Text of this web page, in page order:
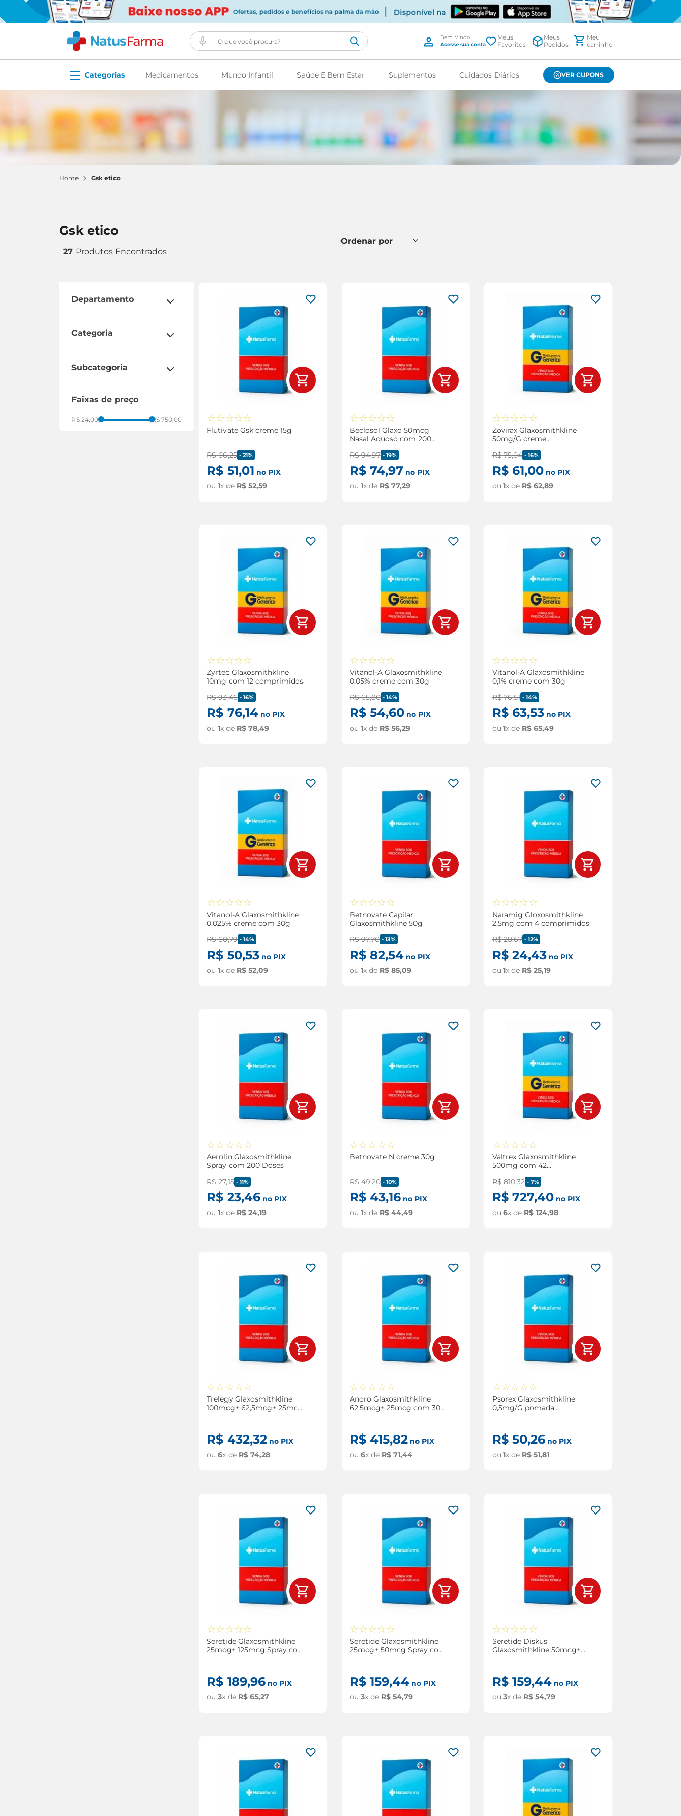
O que você procura?
Meus
Favoritos
Meus
Pedidos
Medicamentos Mundo Infantil Saúde E Bem Estar Suplementos Cuidados Diários VER CUPONS
gsk etico
gsk etico
27
departamento
categoria
dermatológicos
subcategoria
dermatite
herpes
faixas de preço
R$ 24,00 R$ 750,00 ☆☆☆☆☆
Flutivate Gsk creme 15g
R$ 66,25 -21%
R$ 51,01 no PIX
ou1x de R$ 52,59
☆☆☆☆☆
Beclosol Glaxo 50mcg
Nasal Aquoso com 200
R$ 94,97 - 19%
R$ 74,97 no PIX
ou 1x de R$ 77,29
☆☆☆☆☆
Zovirax Glaxosmithkline
50mg/G creme
R$ 75,04 - 16%
R$ 61,00no PIX
ou 1x de R$ 62,89
☆☆☆☆☆
Zyrtec Glaxosmithkline
10mg com 12 comprimidos
R$ 93,46 -16%
R$ 76,14 no PIX
ou1x de R$ 78,49
☆☆☆☆☆
Vitanol-A Glaxosmithkline
0,05% creme com 30g
R$ 65,80 - 14%
R$ 54,60no PIX
ou 1x de R$ 56,29
☆☆☆☆☆
Vitanol-A Glaxosmithkline
0,1% creme com 30g
R$ 76,51 - 14%
R$ 63,53no PIX
ou 1x de R$ 65,49
☆☆☆☆☆
Vitanol-A Glaxosmithkline
0,025% creme com 30g
R$ 60,79 -14%
R$ 50,53 no PIX
ou1x de R$ 52,09
☆☆☆☆☆
Betnovate Capilar
Glaxosmithkline 50g
R$ 97,70 - 13%
R$ 82,54no PIX
ou 1x de R$ 85,09
☆☆☆☆☆
Naramig Gloxosmithkline
2,5mg com 4 comprimidos
R$ 28,67 - 12%
R$ 24,43no PIX
ou 1x de R$ 25,19
☆☆☆☆☆
Aerolin Glaxosmithkline
Spray com 200 Doses
R$ 27,15 -11%
R$ 23,46 no PIX
ou1x de R$ 24,19
☆☆☆☆☆
Betnovate N creme 30g
R$ 49,20 - 10%
R$ 43,16no PIX
ou 1x de R$ 44,49
☆☆☆☆☆
Valtrex Glaxosmithkline
500mg com 42
R$ 810,32 - 7%
R$ 727,40no PIX
ou 6x de R$ 124,98
☆☆☆☆☆
Trelegy Glaxosmithkline
100mcg+ 62,5mcg+ 25mcg
R$ 432,32 no PIX
ou6x de R$ 74,28
☆☆☆☆☆
Anoro Glaxosmithkline
62,5mcg+ 25mcg com 30
R$ 415,82no PIX
ou 6x de R$ 71,44
☆☆☆☆☆
Psorex Glaxosmithkline
0,5mg/G pomada
R$ 50,26no PIX
ou 1x de R$ 51,81
☆☆☆☆☆
Seretide Glaxosmithkline
25mcg+ 125mcg Spray com
R$ 189,96 no PIX
ou3x de R$ 65,27
☆☆☆☆☆
Seretide Glaxosmithkline
25mcg+ 50mcg Spray com
R$ 159,44no PIX
ou 3x de R$ 54,79
☆☆☆☆☆
Seretide Diskus
Glaxosmithkline 50mcg+
R$ 159,44no PIX
ou 3x de R$ 54,79